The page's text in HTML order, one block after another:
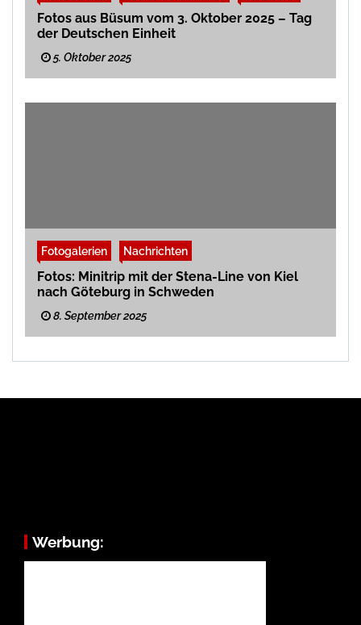
Fotos aus Büsum vom 3. Oktober 2025 – Tag
der Deutschen Einheit
5. Oktober 2025
Fotogalerien Nachrichten
Fotos: Minitrip mit der Stena-Line von Kiel
nach Göteburg in Schweden
8. September 2025
Werbung: